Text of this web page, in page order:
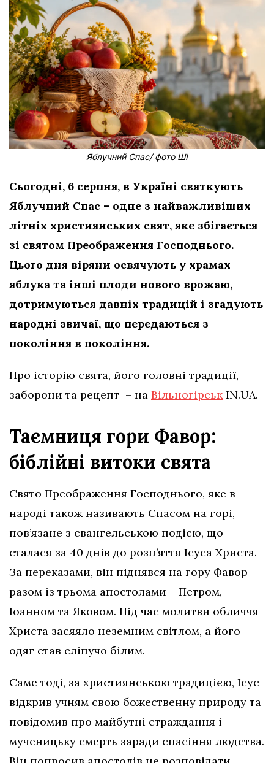
Яблучний Спас/ фото ШІ
Сьогодні, 6 серпня, в Україні святкують
Яблучний Спас – одне з найважливіших
літніх християнських свят, яке збігається
зі святом Преображення Господнього.
Цього дня віряни освячують у храмах
яблука та інші плоди нового врожаю,
дотримуються давніх традицій і згадують
народні звичаї, що передаються з
покоління в покоління.
Про історію свята, його головні традиції,
заборони та рецепт – на ВільногірськIN.UA.
Таємниця гори Фавор:
біблійні витоки свята
Свято Преображення Господнього, яке в
народі також називають Спасом на горі,
пов’язане з євангельською подією, що
сталася за 40 днів до розп’яття Ісуса Христа.
За переказами, він піднявся на гору Фавор
разом із трьома апостолами – Петром,
Іоанном та Яковом. Під час молитви обличчя
Христа засяяло неземним світлом, а його
одяг став сліпучо білим.
Саме тоді, за християнською традицією, Ісус
відкрив учням свою божественну природу та
повідомив про майбутні страждання і
мученицьку смерть заради спасіння людства.